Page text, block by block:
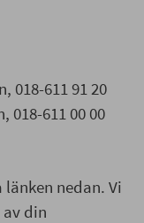
018-611 91 20
018-611 00 00
nedan. Vi
din